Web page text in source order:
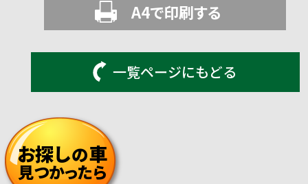
A4で印刷する
一覧ページにもどる
お探しの車
見つかったら